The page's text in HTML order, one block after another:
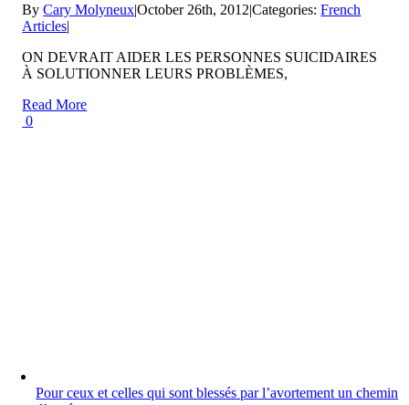
ByCary Molyneux|October 26th, 2012|Categories:French
Articles|
ON DEVRAIT AIDER LES PERSONNES SUICIDAIRES
À SOLUTIONNER LEURS PROBLÈMES,
Read More
0
Pour ceux et celles qui sont blessés par l’avortement un chemin